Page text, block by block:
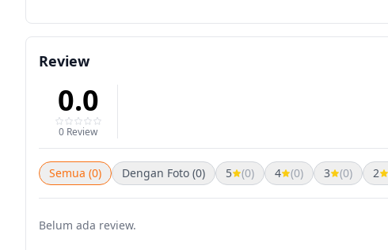
Review
0.0
0 Review
Semua (0) Dengan Foto (0) 5 (0) 4 (0) 3 (0) 2
Belum ada review.